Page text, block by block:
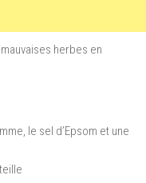
herbes en
le sel d’Epsom et une